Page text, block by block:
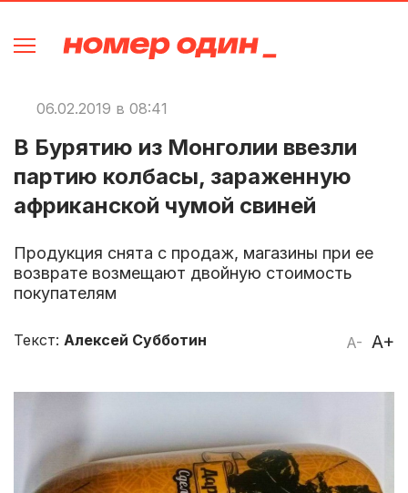
06.02.2019 в 08:41
В Бурятию из Монголии ввезли
партию колбасы, зараженную
африканской чумой свиней
Продукция снята с продаж, магазины при ее
возврате возмещают двойную стоимость
покупателям
A- A+
Текст: Алексей Субботин